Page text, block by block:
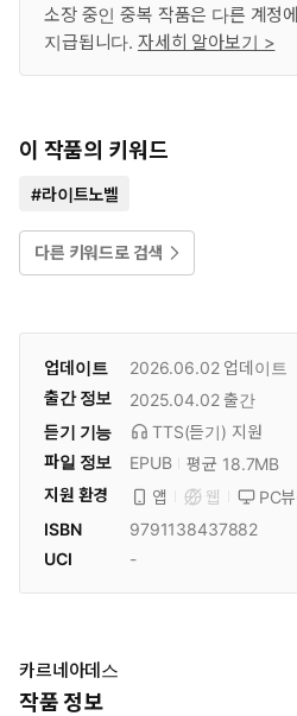
소장 중인 중복 작품은 다른 계정
지급됩니다. 자세히 알아보기 >
이 작품의 키워드
#라이트노벨
다른 키워드로 검색
업데이트 2026.06.02업데이트
출간 정보
2025.04.02 출간
듣기 기능
TTS(듣기) 지원
파일 정보
EPUB
평균 18.7MB
지원 환경
앱 웹 PC
ISBN
9791138437882
UCI
-
카르네아데스
작품 정보